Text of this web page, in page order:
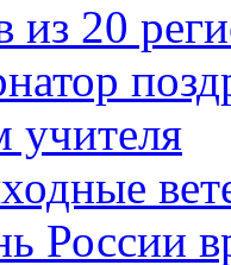
из 20
учителя
России